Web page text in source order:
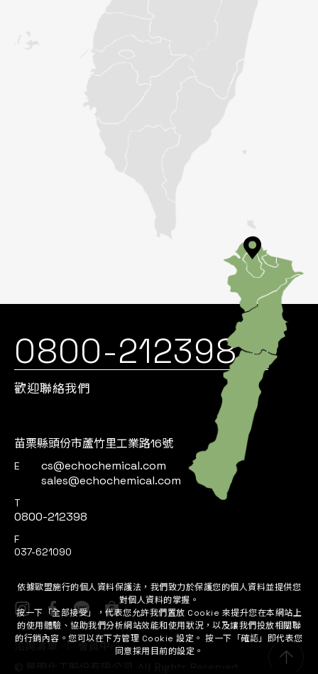
0800-212398
歡迎聯絡我們
苗栗縣頭份市蘆竹里工業路16號
E
cs@echochemical.com
sales@echochemical.com
T
0800-212398
F
037-621090
洽詢清單 會員中心
按一下「全部接受」，代表您允許我們置放 Cookie 來提升您在本網站上
的使用體驗、協助我們分析網站效能和使用狀況，以及讓我們投放相關聯
的行銷內容。您可以在下方管理 Cookie 設定。 按一下「確認」即代表您
同意採用目前的設定。